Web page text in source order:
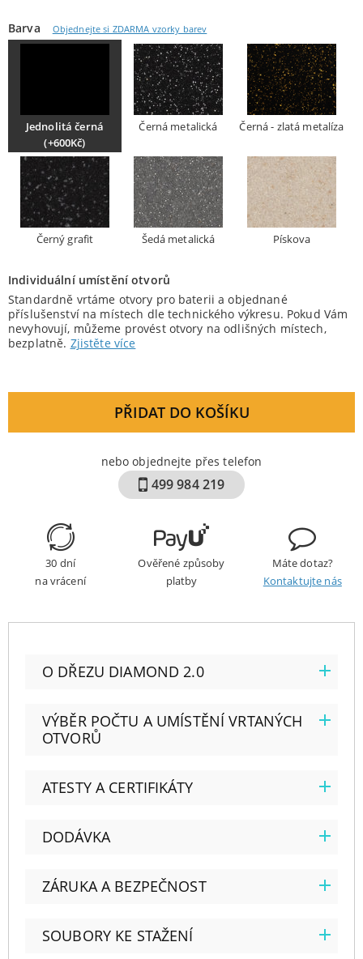
Barva Objednejte si ZDARMA vzorky barev
Jednolitá černá
(+600Kč)
Černá metalická Černá - zlatá metalíza
Černý grafit Šedá metalická Pískova
Individuální umístění otvorů
Standardně vrtáme otvory pro baterii a objednané
příslušenství na místech dle technického výkresu. Pokud Vám
nevyhovují, můžeme provést otvory na odlišných místech,
bezplatně. Zjistěte více
PŘIDAT DO KOŠÍKU
nebo objednejte přes telefon
499 984 219
30 dní
na vrácení
Ověřené způsoby
platby
Máte dotaz?
Kontaktujte nás
O DŘEZU DIAMOND 2.0
VÝBĚR POČTU A UMÍSTĚNÍ VRTANÝCH
OTVORŮ
ATESTY A CERTIFIKÁTY
DODÁVKA
ZÁRUKA A BEZPEČNOST
SOUBORY KE STAŽENÍ